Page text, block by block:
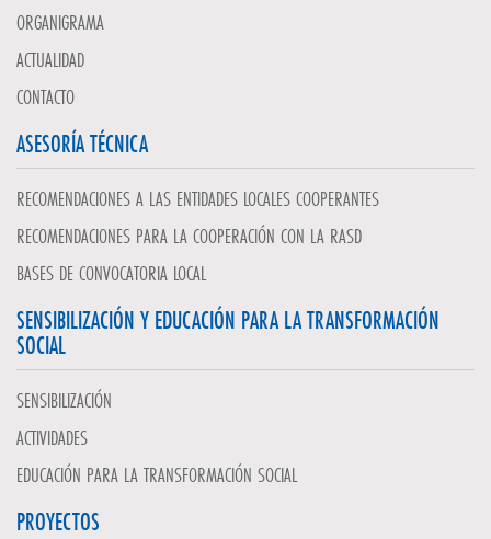
ORGANIGRAMA
ACTUALIDAD
CONTACTO
ASESORÍA TÉCNICA
RECOMENDACIONES A LAS ENTIDADES LOCALES COOPERANTES
RECOMENDACIONES PARA LA COOPERACIÓN CON LA RASD
BASES DE CONVOCATORIA LOCAL
SENSIBILIZACIÓN Y EDUCACIÓN PARA LA TRANSFORMACIÓN
SOCIAL
SENSIBILIZACIÓN
ACTIVIDADES
EDUCACIÓN PARA LA TRANSFORMACIÓN SOCIAL
PROYECTOS